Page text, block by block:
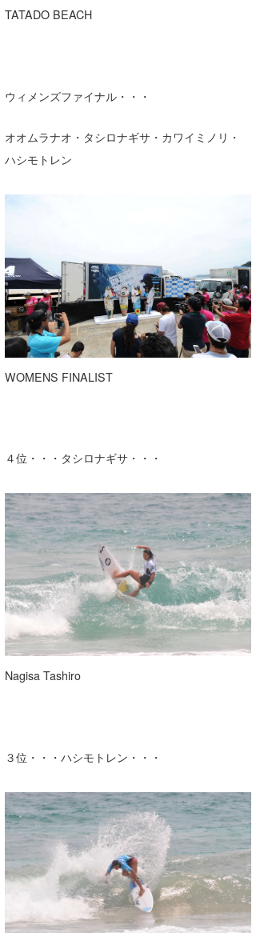
TATADO BEACH
ウィメンズファイナル・・・
オオムラナオ・タシロナギサ・カワイミノリ・
ハシモトレン
WOMENS FINALIST
４位・・・タシロナギサ・・・
Nagisa Tashiro
３位・・・ハシモトレン・・・
chappy